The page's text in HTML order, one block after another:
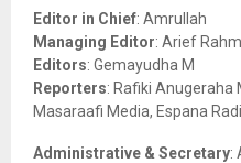
o
r
:
Editor in Chief: Amrullah
Managing Editor: Arief
Editors: Gemayudha M
Reporters: Rafiki Anugeraha
Masaraafi Media, Espana
Administrative & Secretary: